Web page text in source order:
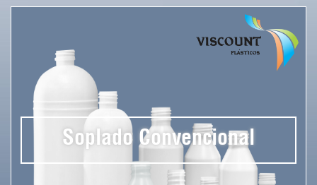
Soplado Convencional